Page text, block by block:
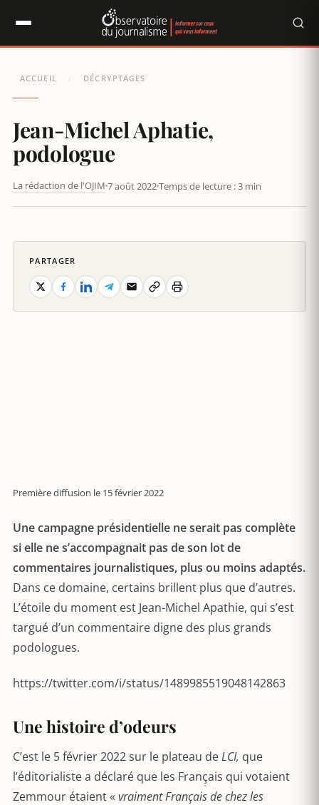
ACCUEIL / DÉCRYPTAGES
Jean-Michel Aphatie,
podologue
La rédaction de l'OJIM 7 août 2022Temps de lecture : 3 min
Première diffusion le 15 février 2022
Une campagne présidentielle ne serait pas complète
si elle ne s’accompagnait pas de son lot de
commentaires journalistiques, plus ou moins adaptés.
Dans ce domaine, certains brillent plus que d’autres.
L’étoile du moment est Jean-Michel Apathie, qui s’est
targué d’un commentaire digne des plus grands
podologues.
https://twitter.com/i/status/1489985519048142863
Une histoire d’odeurs
C’est le 5 février 2022 sur le plateau deLCI, que
l’éditorialiste a déclaré que les Français qui votaient
Zemmour étaient « vraiment Français de chez les
PARTAGER
Panneau de gestion des cookies